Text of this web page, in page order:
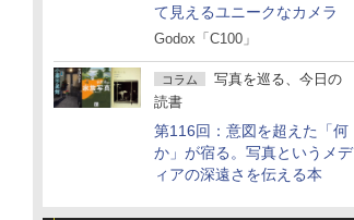
て見えるユニークなカメラ
Godox「C100」
コラム
写真を巡る、今日の
読書
第116回：意図を超えた「何
か」が宿る。写真というメデ
ィアの深遠さを伝える本